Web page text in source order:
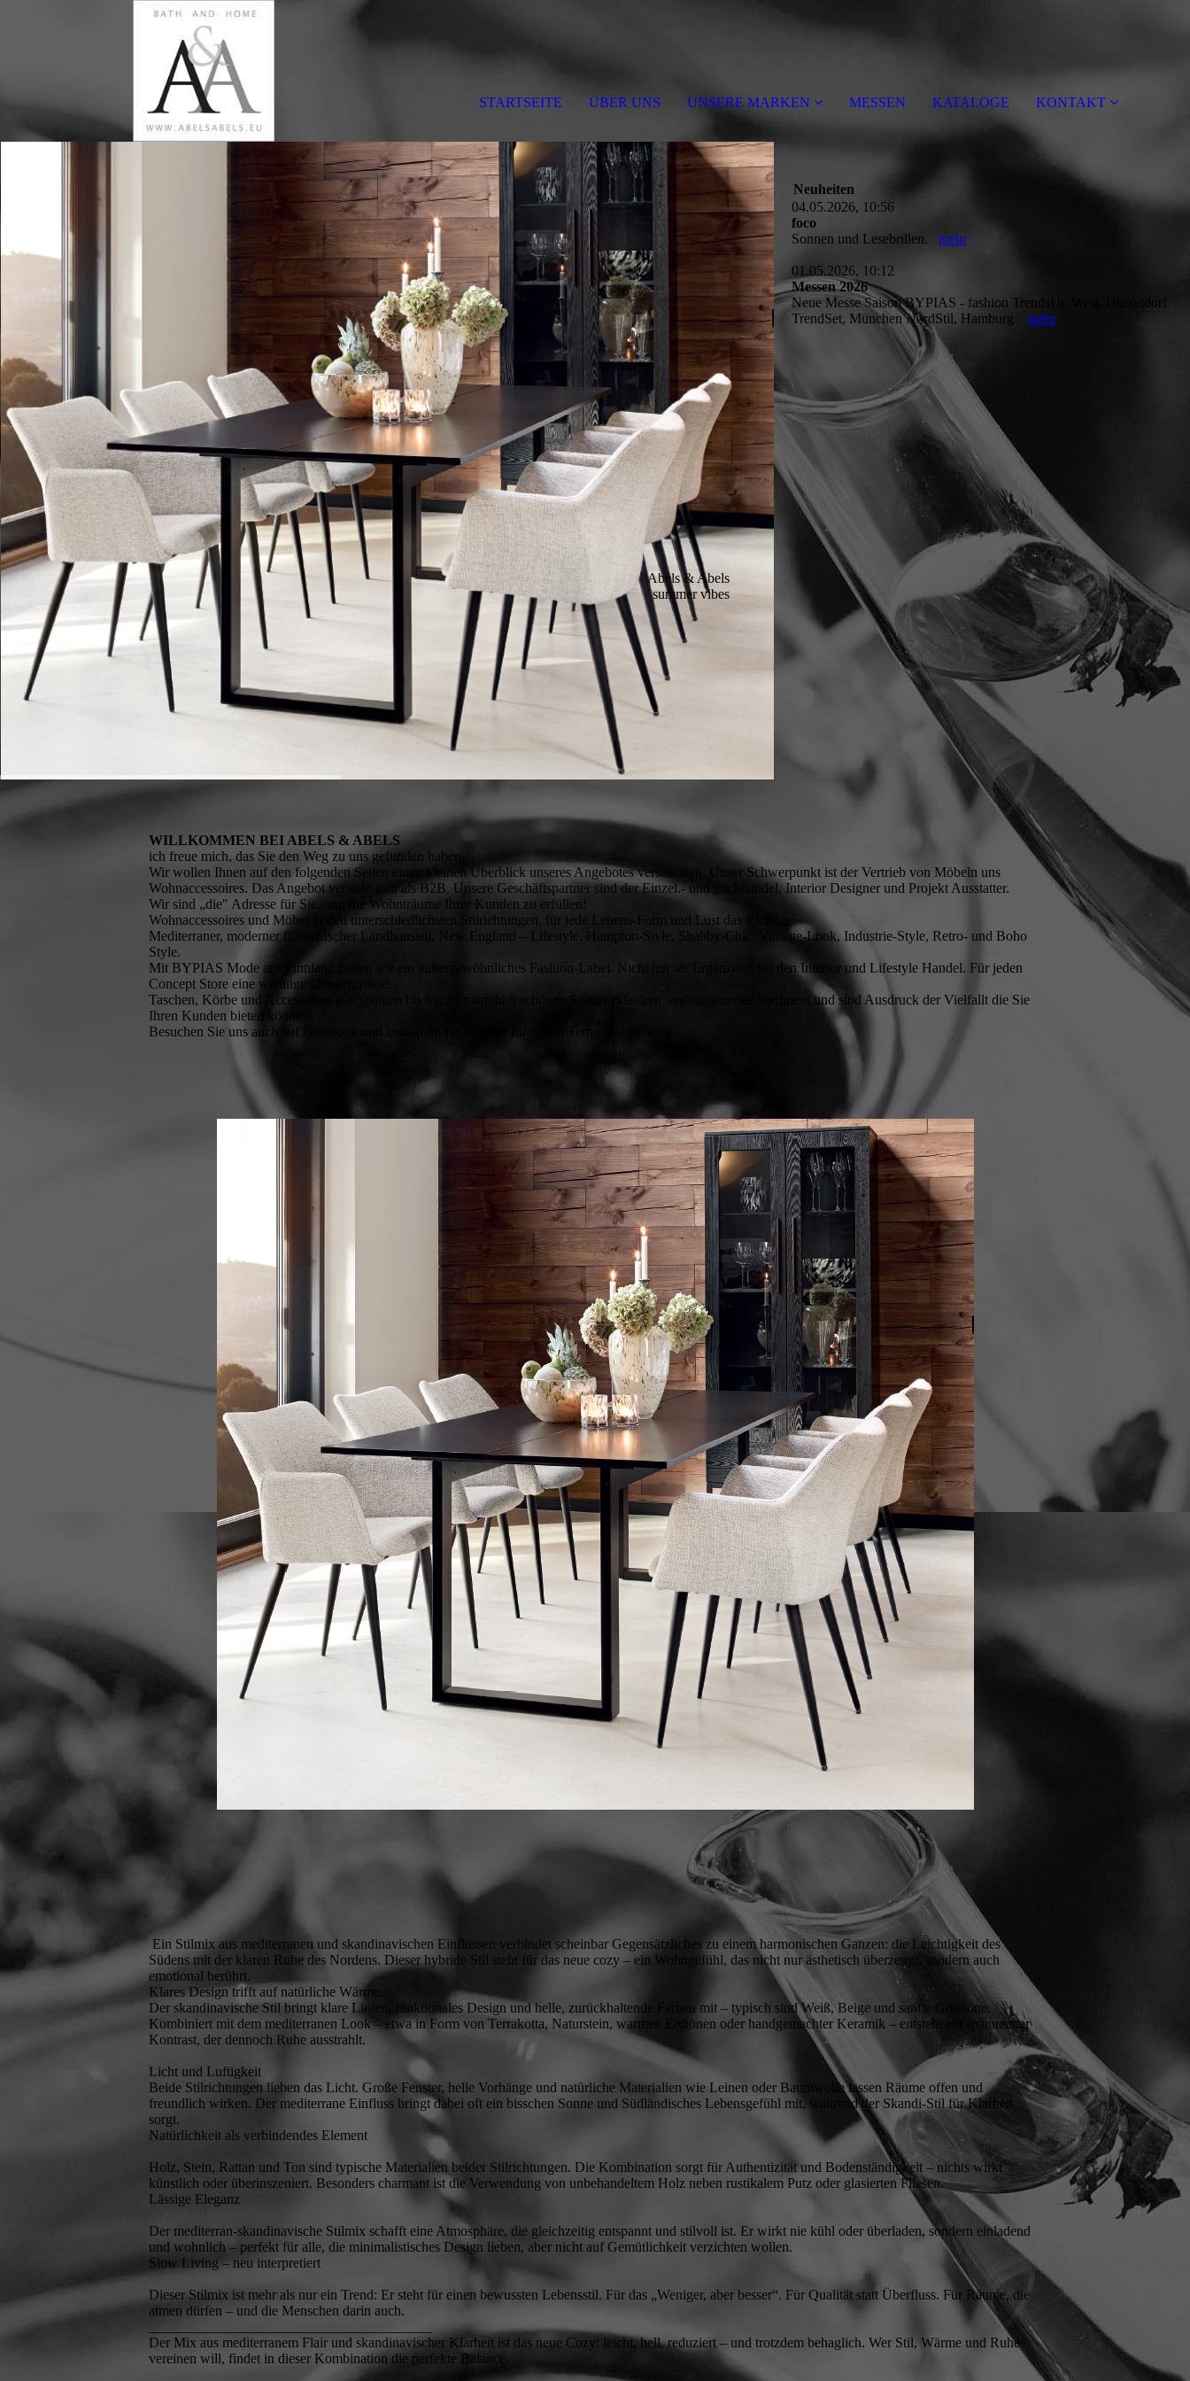
STARTSEITE ÜBER UNS UNSERE MARKEN MESSEN KATALOGE KONTAKT
Abels & Abels
summer vibes
Neuheiten
04.05.2026, 10:56
foco
Sonnen und Lesebrillen. mehr
01.05.2026, 10:12
Messen 2026
Neue Messe Saison BYPIAS - fashion TrendsUp West, Düsseldorf
TrendSet, München NordStil, Hamburg mehr
WILLKOMMEN BEI ABELS & ABELS
ich freue mich, das Sie den Weg zu uns gefunden haben.
Wir wollen Ihnen auf den folgenden Seiten einen kleinen Überblick unseres Angebotes verschaffen. Unser Schwerpunkt ist der Vertrieb von Möbeln uns
Wohnaccessoires. Das Angebot versteht sich als B2B. Unsere Geschäftspartner sind der Einzel.- und Fachhandel, Interior Designer und Projekt Ausstatter.
Wir sind „die" Adresse für Sie, um die Wohnträume Ihrer Kunden zu erfüllen!
Wohnaccessoires und Möbel in den unterschiedlichsten Stilrichtungen, für jede Lebens-Form und Lust das Richtige:
Mediterraner, moderner französischer Landhausstil, New England – Lifestyle, Hampton-Style, Shabby-Chic, Vintage-Look, Industrie-Style, Retro- und Boho
Style.
Mit BYPIAS Mode aus Finnland bieten wir ein außergewöhnliches Fashion-Label. Nicht nur als Ergänzung für den Interior und Lifestyle Handel. Für jeden
Concept Store eine wichtige Umsatzgrösse.
Taschen, Körbe und Accessoires aus Spanien bis hin zu traumhaft schönen Sommerkleidern ergänzen unser Sortiment und sind Ausdruck der Vielfallt die Sie
Ihren Kunden bieten können.
Besuchen Sie uns auch auf Facebook und Instagram für aktuelle Infos und Termine.
Ein Stilmix aus mediterranen und skandinavischen Einflüssen verbindet scheinbar Gegensätzliches zu einem harmonischen Ganzen: die Leichtigkeit des
Südens mit der klaren Ruhe des Nordens. Dieser hybride Stil steht für das neue cozy – ein Wohngefühl, das nicht nur ästhetisch überzeugt, sondern auch
emotional berührt.
Klares Design trifft auf natürliche Wärme.
Der skandinavische Stil bringt klare Linien, funktionales Design und helle, zurückhaltende Farben mit – typisch sind Weiß, Beige und sanfte Grautöne.
Kombiniert mit dem mediterranen Look – etwa in Form von Terrakotta, Naturstein, warmen Erdtönen oder handgemachter Keramik – entsteht ein spannender
Kontrast, der dennoch Ruhe ausstrahlt.
Licht und Luftigkeit
Beide Stilrichtungen lieben das Licht. Große Fenster, helle Vorhänge und natürliche Materialien wie Leinen oder Baumwolle lassen Räume offen und
freundlich wirken. Der mediterrane Einfluss bringt dabei oft ein bisschen Sonne und Südländisches Lebensgefühl mit, während der Skandi-Stil für Klarheit
sorgt.
Natürlichkeit als verbindendes Element
Holz, Stein, Rattan und Ton sind typische Materialien beider Stilrichtungen. Die Kombination sorgt für Authentizität und Bodenständigkeit – nichts wirkt
künstlich oder überinszeniert. Besonders charmant ist die Verwendung von unbehandeltem Holz neben rustikalem Putz oder glasierten Fliesen.
Lässige Eleganz
Der mediterran-skandinavische Stilmix schafft eine Atmosphäre, die gleichzeitig entspannt und stilvoll ist. Er wirkt nie kühl oder überladen, sondern einladend
und wohnlich – perfekt für alle, die minimalistisches Design lieben, aber nicht auf Gemütlichkeit verzichten wollen.
Slow Living – neu interpretiert
Dieser Stilmix ist mehr als nur ein Trend: Er steht für einen bewussten Lebensstil. Für das „Weniger, aber besser“. Für Qualität statt Überfluss. Für Räume, die
atmen dürfen – und die Menschen darin auch.
Der Mix aus mediterranem Flair und skandinavischer Klarheit ist das neue Cozy: leicht, hell, reduziert – und trotzdem behaglich. Wer Stil, Wärme und Ruhe
vereinen will, findet in dieser Kombination die perfekte Balance.